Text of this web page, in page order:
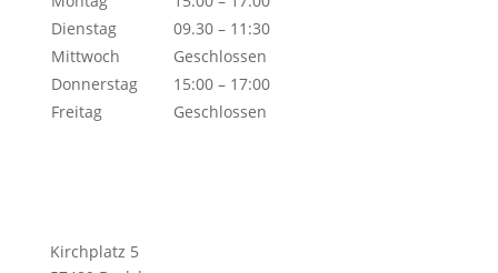
Dienstag
09.30 – 11:30
Mittwoch
Geschlossen
Donnerstag
15:00 – 17:00
Freitag
Geschlossen
Kirchplatz 5